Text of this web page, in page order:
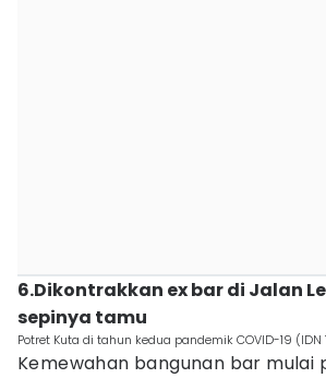
6.Dikontrakkan ex bar di Jalan
sepinya tamu
Potret Kuta di tahun kedua pandemik COVID-19
Kemewahan bangunan bar mulai